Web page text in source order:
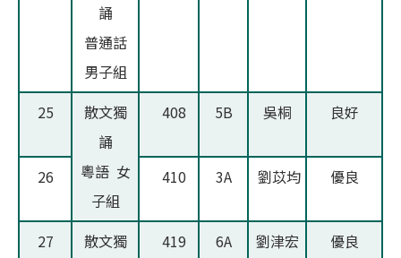
誦
普通話
男子組
25
散文獨
誦
粵語 女
子組
408 5B 吳桐 良好
26 410 3A 劉苡均 優良
27
散文獨
419 6A 劉津宏
優良